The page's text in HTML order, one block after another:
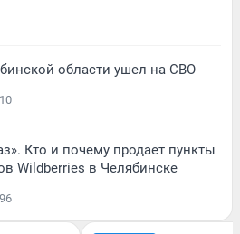
области ушел на СВО
Кто и почему продает пункты
Wildberries в Челябинске